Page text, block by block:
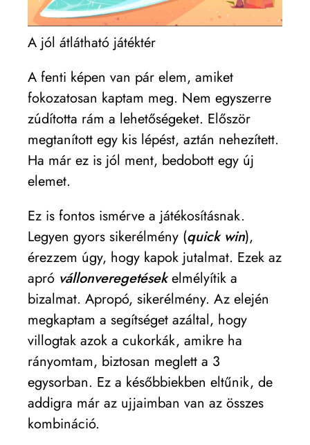
A jól átlátható játéktér
A fenti képen van pár elem, amiket
fokozatosan kaptam meg. Nem egyszerre
zúdította rám a lehetőségeket. Először
megtanított egy kis lépést, aztán nehezített.
Ha már ez is jól ment, bedobott egy új
elemet.
Ez is fontos ismérve a játékosításnak.
Legyen gyors sikerélmény (quick win),
érezzem úgy, hogy kapok jutalmat. Ezek az
apró vállonveregetésekelmélyítik a
bizalmat. Apropó, sikerélmény. Az elején
megkaptam a segítséget azáltal, hogy
villogtak azok a cukorkák, amikre ha
rányomtam, biztosan meglett a 3
egysorban. Ez a későbbiekben eltűnik, de
addigra már az ujjaimban van az összes
kombináció.